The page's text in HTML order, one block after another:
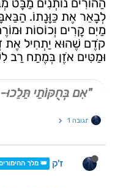
הַהוֹרִים נוֹתְנִים מַבָּט
לְבָאֵר אֶת כַּוָּנָתוֹ.
מַיִם קָרִים וְכוֹסוֹת
קֹדֶם שֶׁהוּא יַתְחִיל אֶת
וּמַטִּים אֹזֶן בְּמֶתַח רַב
"אִם בְּחֻקּוֹתַי
תגובה 1
ז'ק 👑 מלך